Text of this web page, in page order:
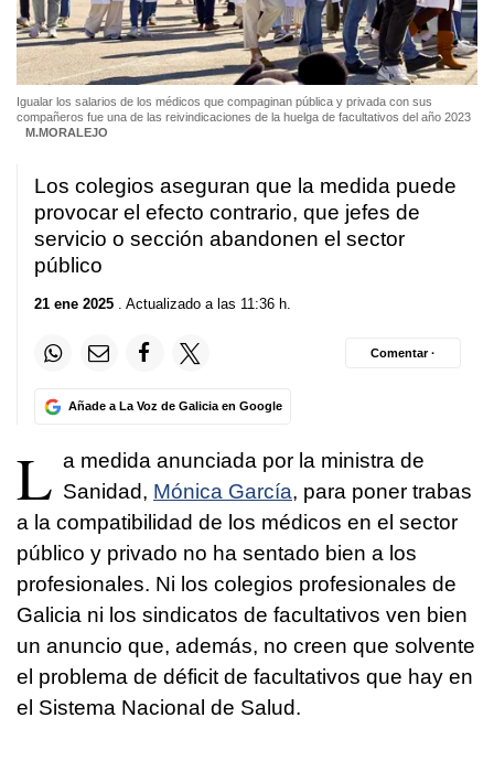
Igualar los salarios de los médicos que compaginan pública y privada con sus
compañeros fue una de las reivindicaciones de la huelga de facultativos del año 2023
M.MORALEJO
Los colegios aseguran que la medida puede
provocar el efecto contrario, que jefes de
servicio o sección abandonen el sector
público
21 ene 2025 . Actualizado a las 11:36 h.
Añade a La Voz de Galicia en Google
Comentar ·
L a medida anunciada por la ministra de
Sanidad, Mónica García, para poner trabas
a la compatibilidad de los médicos en el sector
público y privado no ha sentado bien a los
profesionales. Ni los colegios profesionales de
Galicia ni los sindicatos de facultativos ven bien
un anuncio que, además, no creen que solvente
el problema de déficit de facultativos que hay en
el Sistema Nacional de Salud.